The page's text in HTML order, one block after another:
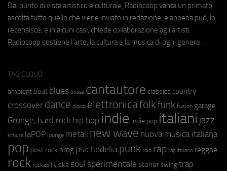
Dal punto di vista artistico e culturale, Radiocoop vanta un primato:
ascolta tutto quello che viene inviato in redazione, e appena può, lo
recensisce, e in alcuni casi, chiede collaborazione agli artisti.
Radiocoop sostiene l'arte, la cultura e la musica di ogni genere.
TAG CLOUD
ambient beat blues bossa cantautore classica country
crossover dance disco elettronicafolkfunk fusion garage
Grunge; hard rock hip hop indie indie pop italiani jazz
kimura laPOP lounge metal; new wave nuova musica italiana
pop post rock prog psichedeliapunk r&b rap rap italiano reggae
rock rockabilly ska soul sperimentale stoner swing trap